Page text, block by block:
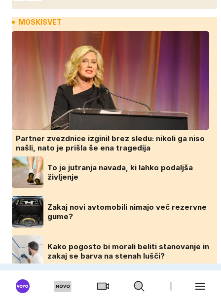
MOSKISVET
Partner zvezdnice izginil brez sledu: nikoli ga niso
našli, nato je prišla še ena tragedija
To je jutranja navada, ki lahko podaljša
življenje
Zakaj novi avtomobili nimajo več rezervne
gume?
Kako pogosto bi morali beliti stanovanje in
zakaj se barva na stenah lušči?
DOMINVRT